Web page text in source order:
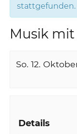
stattgefunden.
Musik
So. 12.
Details